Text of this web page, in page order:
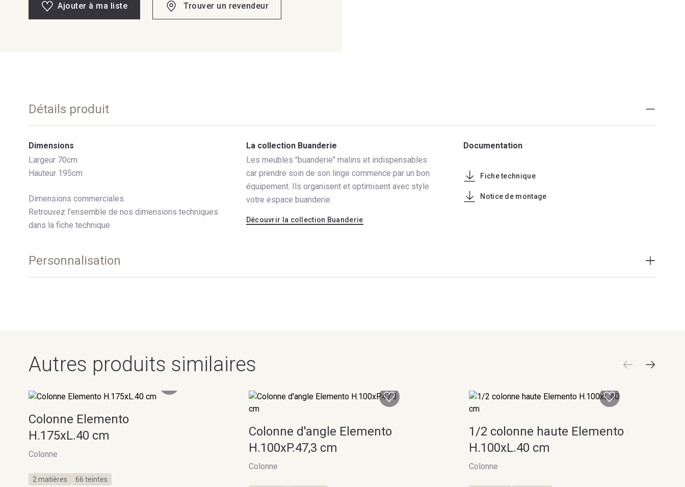
Ajouter à ma liste Trouver un revendeur
Détails produit
Dimensions
Largeur 70cm
Hauteur 195cm
Dimensions commerciales.
Retrouvez l'ensemble de nos dimensions techniques
dans la fiche technique
La collection Buanderie
Les meubles "buanderie" malins et indispensables
car prendre soin de son linge commence par un bon
équipement. Ils organisent et optimisent avec style
votre espace buanderie.
Découvrir la collection Buanderie
Documentation
Fiche technique
Notice de montage
Personnalisation
Autres produits similaires
Colonne Elemento
H.175xL.40 cm
Colonne
2 matières 66 teintes
Colonne d'angle Elemento
H.100xP.47,3 cm
Colonne
1/2 colonne haute Elemento
H.100xL.40 cm
Colonne